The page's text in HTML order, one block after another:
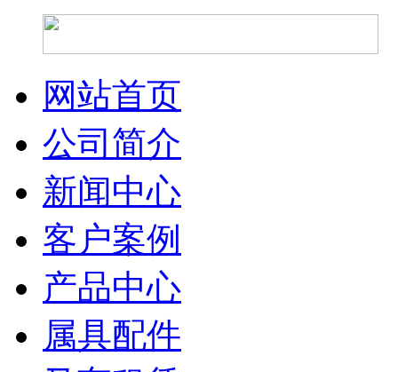
网站首页
公司简介
新闻中心
客户案例
产品中心
属具配件